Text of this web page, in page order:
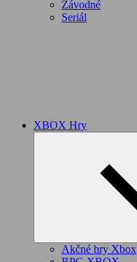
Závodné
Seriál
XBOX Hry
Akčné hry Xbox